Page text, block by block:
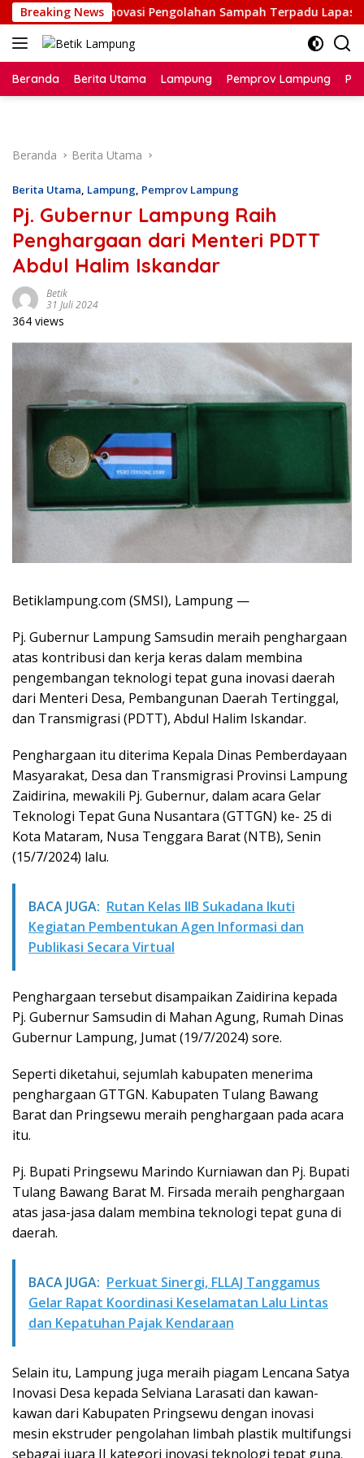
Langsung
ke
konten
Breaking News
Apresiasi Inovasi Pengolahan Sampah Terpadu Lapas Cibinong
Beranda Berita Utama Lampung Pemprov Lampung
Beranda Berita Utama
Berita Utama, Lampung, Pemprov Lampung
Pj. Gubernur Lampung Raih
Penghargaan dari Menteri PDTT
Abdul Halim Iskandar
Betik
31 Juli 2024
364 views
Betiklampung.com (SMSI), Lampung —
Pj. Gubernur Lampung Samsudin meraih penghargaan
atas kontribusi dan kerja keras dalam membina
pengembangan teknologi tepat guna inovasi daerah
dari Menteri Desa, Pembangunan Daerah Tertinggal,
dan Transmigrasi (PDTT), Abdul Halim Iskandar.
Penghargaan itu diterima Kepala Dinas Pemberdayaan
Masyarakat, Desa dan Transmigrasi Provinsi Lampung
Zaidirina, mewakili Pj. Gubernur, dalam acara Gelar
Teknologi Tepat Guna Nusantara (GTTGN) ke- 25 di
Kota Mataram, Nusa Tenggara Barat (NTB), Senin
(15/7/2024) lalu.
BACA JUGA: Rutan Kelas IIB Sukadana Ikuti
Kegiatan Pembentukan Agen Informasi dan
Publikasi Secara Virtual
Penghargaan tersebut disampaikan Zaidirina kepada
Pj. Gubernur Samsudin di Mahan Agung, Rumah Dinas
Gubernur Lampung, Jumat (19/7/2024) sore.
Seperti diketahui, sejumlah kabupaten menerima
penghargaan GTTGN. Kabupaten Tulang Bawang
Barat dan Pringsewu meraih penghargaan pada acara
itu.
Pj. Bupati Pringsewu Marindo Kurniawan dan Pj. Bupati
Tulang Bawang Barat M. Firsada meraih penghargaan
atas jasa-jasa dalam membina teknologi tepat guna di
daerah.
BACA JUGA: Perkuat Sinergi, FLLAJ Tanggamus
Gelar Rapat Koordinasi Keselamatan Lalu Lintas
dan Kepatuhan Pajak Kendaraan
Selain itu, Lampung juga meraih piagam Lencana Satya
Inovasi Desa kepada Selviana Larasati dan kawan-
kawan dari Kabupaten Pringsewu dengan inovasi
mesin ekstruder pengolahan limbah plastik multifungsi
sebagai juara II kategori inovasi teknologi tepat guna.